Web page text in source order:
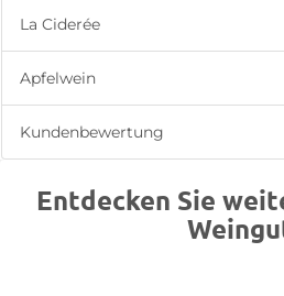
La Ciderée
Apfelwein
Kundenbewertung
Entdecken Sie